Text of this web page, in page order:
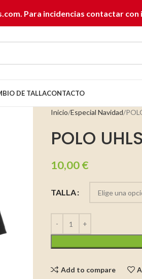
Para incidencias contactar con
DE TALLACONTACTO
Inicio Especial Navidad
POLO
10,00€
TALLA
Add to compare